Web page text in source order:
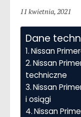
11 kwietnia, 2021
Dane
Nissan
Nissan
techniczne
Nissan
i osiągi
Nissan